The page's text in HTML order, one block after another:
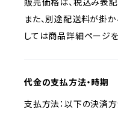
販売価格は、税込み表記
また、別途配送料が掛
しては商品詳細ページを
代金の支払方法・時期
支払方法：以下の決済